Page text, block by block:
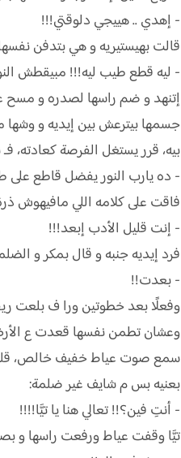
- إهدي .. هييجي دلوقتي!!!
قالت بهيستيريه و هي بتدفن
- ليه قطع طيب ليه!!! مبيقطش
إتنهد و ضم راسها لصدره و مسح
جسمها بيترعش بين إيديه و وشها
بيه، قرر يستغل الفرصة
- ده يارب النور يفضل قاطع
فاقت على كلامه اللي مافيهوش
- إنت قليل الأدب إبعد!!!
فرد إيديه جنبه و قال بمكر و
- بعدت!!
وفعلًا بعد خطوتين ورا ف بلعت
وعشان تطمن نفسها قعدت ع
سمع صوت عياط خفيف خالص، قلبُه
بعنيه بس م شايف غير ضلمة:
- أنتِ فين؟!! تعالي هنا يا تيَّا!!!!
تيَّا وقفت عياط ورفعت راسها و